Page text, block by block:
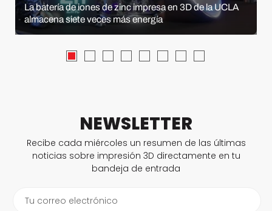
La batería de iones de zinc impresa en 3D de la UCLA
almacena siete veces más energía
NEWSLETTER
Recibe cada miércoles un resumen de las últimas
noticias sobre impresión 3D directamente en tu
bandeja de entrada
Tu correo electrónico